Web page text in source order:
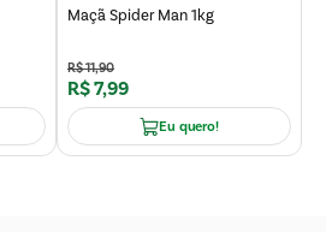
Maçã Spider Man 1kg
R$11,90
R$7,99
Eu quero!